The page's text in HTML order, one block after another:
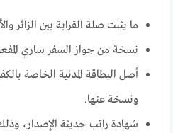
ما يثبت صلة القرابة بين الزائر
نسخة من جواز السفر ساري
أصل البطاقة المدنية الخاصة
ونسخة عنها.
شهادة راتب حديثة الإصدار،